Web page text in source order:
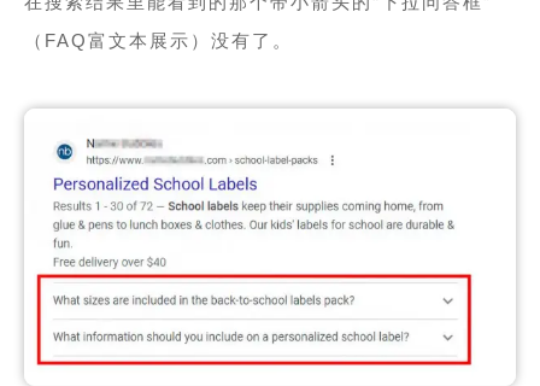
（FAQ富文本展示）没有了。